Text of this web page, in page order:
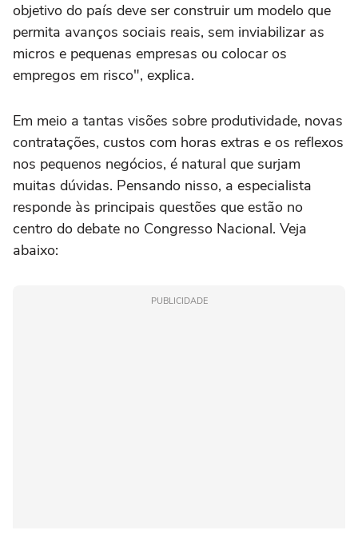
objetivo do país deve ser construir um modelo que
permita avanços sociais reais, sem inviabilizar as
micros e pequenas empresas ou colocar os
empregos em risco", explica.
Em meio a tantas visões sobre produtividade, novas
contratações, custos com horas extras e os reflexos
nos pequenos negócios, é natural que surjam
muitas dúvidas. Pensando nisso, a especialista
responde às principais questões que estão no
centro do debate no Congresso Nacional. Veja
abaixo:
PUBLICIDADE